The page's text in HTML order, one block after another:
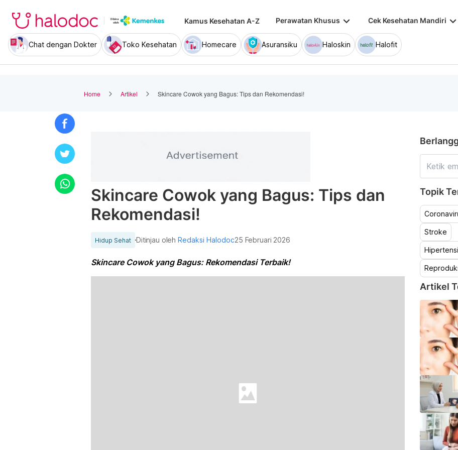
Kamus Kesehatan A-Z Perawatan Khusus keyboard_arrow_down Cek Kesehatan Mandiri keyboard_arrow_down
Chat dengan Dokter Toko Kesehatan Homecare Asuransiku Haloskin Halofit
Home Artikel Skincare Cowok yang Bagus: Tips dan Rekomendasi!
Skincare Cowok yang Bagus: Tips dan
Rekomendasi!
Hidup Sehat Ditinjau olehRedaksi Halodoc25 Februari 2026
Skincare Cowok yang Bagus: Rekomendasi Terbaik!
Topik
Stroke
Hipertensi
Artikel